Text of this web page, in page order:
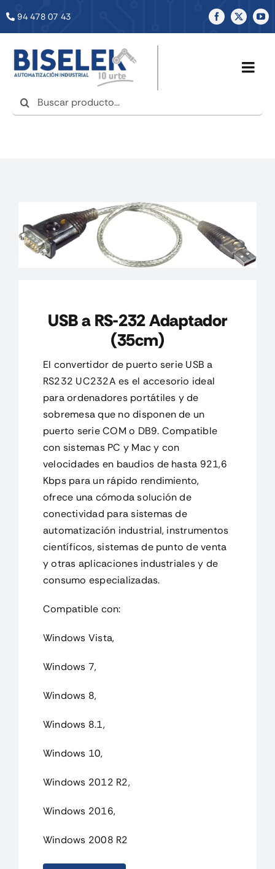
94 478 07 43
Buscar:
INICIO
TIENDA
CARRITO
USB a RS-232 Adaptador
(35cm)
El convertidor de puerto serie USB a
RS232 UC232A es el accesorio ideal
para ordenadores portátiles y de
sobremesa que no disponen de un
puerto serie COM o DB9. Compatible
con sistemas PC y Mac y con
velocidades en baudios de hasta 921,6
Kbps para un rápido rendimiento,
ofrece una cómoda solución de
conectividad para sistemas de
automatización industrial, instrumentos
científicos, sistemas de punto de venta
y otras aplicaciones industriales y de
consumo especializadas.
Compatible con:
Windows Vista,
Windows 7,
Windows 8,
Windows 8.1,
Windows 10,
Windows 2012 R2,
Windows 2016,
Windows 2008 R2